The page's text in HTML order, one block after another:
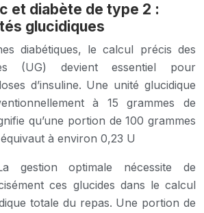
et diabète de type 2 :
glucidiques
diabétiques, le calcul précis des
(UG) devient essentiel pour
d’insuline. Une unité glucidique
à 15 grammes de
qu’une portion de 100 grammes
à environ 0,23 U
gestion optimale nécessite de
ces glucides dans le calcul
totale du repas. Une portion de